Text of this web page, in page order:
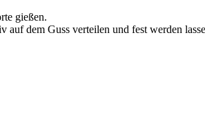
gießen.
dem Guss verteilen und fest werden